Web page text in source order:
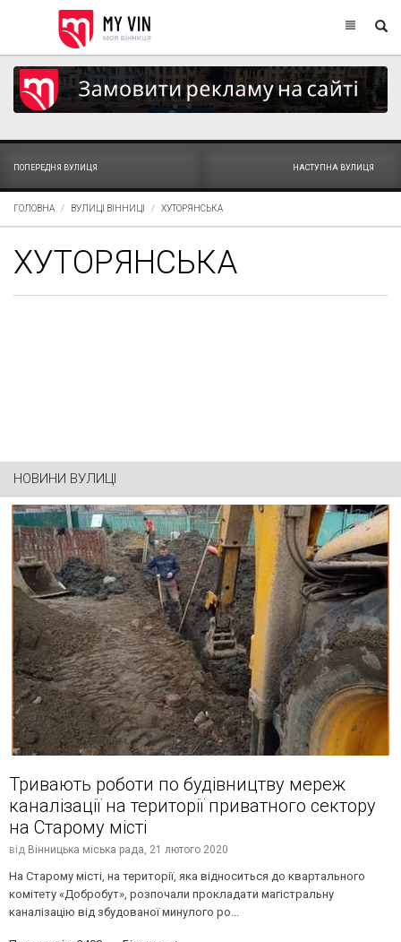
ПОПЕРЕДНЯ ВУЛИЦЯ НАСТУПНА ВУЛИЦЯ
ГОЛОВНА ВУЛИЦІ ВІННИЦІ ХУТОРЯНСЬКА
ХУТОРЯНСЬКА
НОВИНИ ВУЛИЦІ
Тривають роботи по будівництву мереж
каналізації на території приватного сектору
на Старому місті
від Вінницька міська рада, 21 лютого 2020
На Старому місті, на території, яка відноситься до квартального
комітету «Добробут», розпочали прокладати магістральну
каналізацію від збудованої минулого ро...